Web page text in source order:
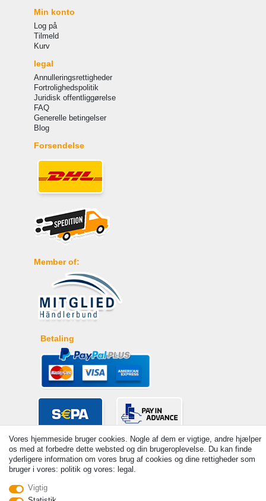
Min konto
Log på
Tilmeld
Kurv
legal
Annulleringsrettigheder
Fortrolighedspolitik
Juridisk offentliggørelse
FAQ
Generelle betingelser
Blog
Forsendelse
Member of:
Betaling
Vores hjemmeside bruger cookies. Nogle af dem er vigtige, andre hjælper
os med at forbedre dette websted og din brugeroplevelse. Du kan finde
yderligere information om vores brug af cookies og dine rettigheder som
bruger i vores: politik og vores: legal.
Vigtig